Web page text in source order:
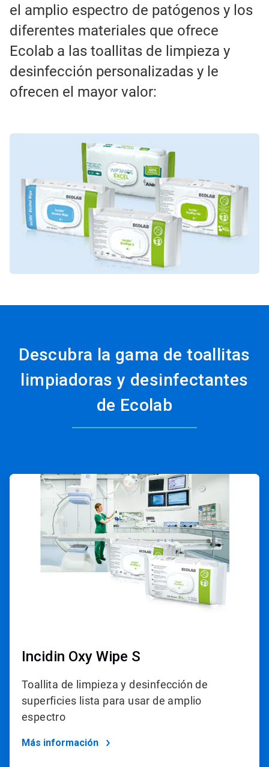
el amplio espectro de patógenos y los
diferentes materiales que ofrece
Ecolab a las toallitas de limpieza y
desinfección personalizadas y le
ofrecen el mayor valor:
Descubra la gama de toallitas
limpiadoras y desinfectantes
de Ecolab
ArticleTile
Incidin Oxy Wipe S
Toallita de limpieza y desinfección de
superficies lista para usar de amplio
espectro
Más información